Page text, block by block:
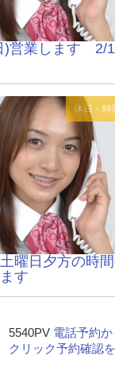
)営業します 2/
休日・時
曜日夕方の時
す
5540PV 電話予約
クリック予約確認